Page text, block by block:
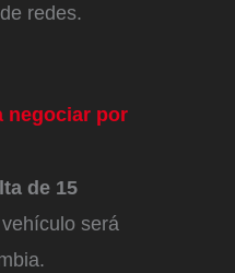
redes.
negociar por
de 15
será